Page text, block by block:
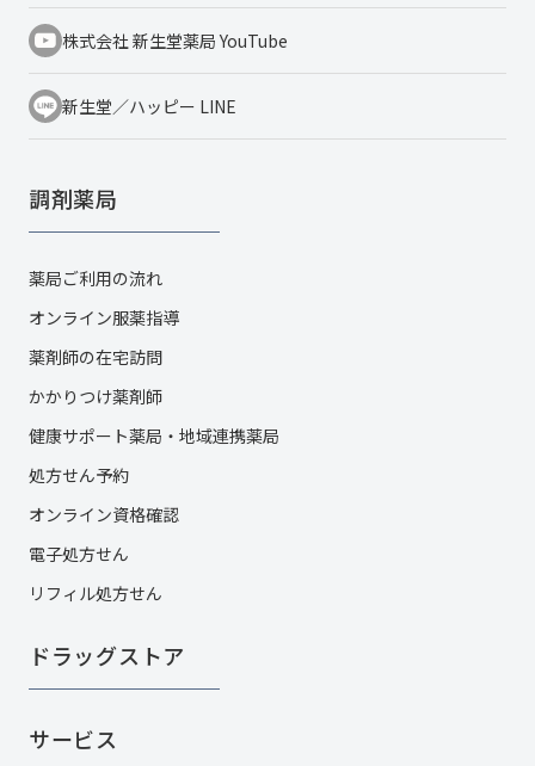
株式会社 新生堂薬局 YouTube
新生堂／ハッピー LINE
調剤薬局
薬局ご利用の流れ
オンライン服薬指導
薬剤師の在宅訪問
かかりつけ薬剤師
健康サポート薬局・地域連携薬局
処方せん予約
オンライン資格確認
電子処方せん
リフィル処方せん
ドラッグストア
サービス